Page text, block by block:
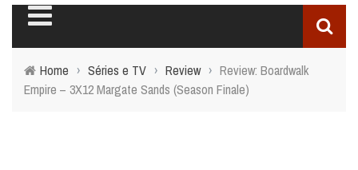
Home › Séries e TV › Review › Review: Boardwalk
Empire – 3X12 Margate Sands (Season Finale)